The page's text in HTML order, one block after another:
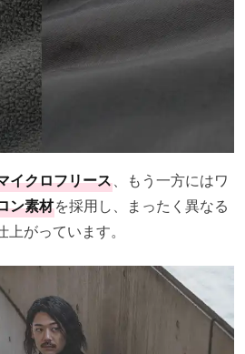
イクロフリース、もう一方にはワ
ン素材を採用し、まったく異なる
がっています。